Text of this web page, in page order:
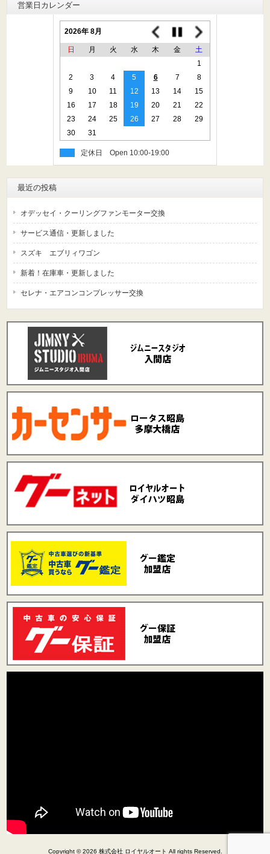
営業日カレンダー
2026年 8月
日 月 火 水 木 金
土
1
2
3 4 5 6 7
8
9
10 11 12 13 14
15
16
17 18 19 20 21
22
23
24 25 26 27 28
29
30
31
定休日
最近の投稿
オデッセイ・クーリングファンモーター交換
サービス通信・更新しました
スズキ エブリィワゴン
新着！在庫車・更新しました
セレナ・エアコンコンプレッサー交換
Copyright © 2026 株式会社 ロイヤルオート All rights Reserved.